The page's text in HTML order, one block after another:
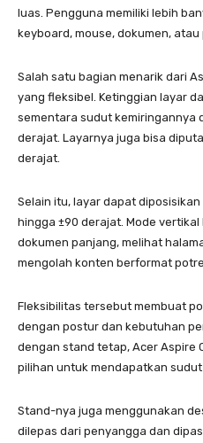
luas. Pengguna memiliki lebih
keyboard, mouse, dokumen,
Salah satu bagian menarik dari
yang fleksibel. Ketinggian layar
sementara sudut kemiringannya
derajat. Layarnya juga bisa
derajat.
Selain itu, layar dapat
hingga ±90 derajat. Mode
dokumen panjang, melihat
mengolah konten berformat
Fleksibilitas tersebut membuat
dengan postur dan kebutuhan
dengan stand tetap, Acer Aspire
pilihan untuk mendapatkan
Stand-nya juga menggunakan
dilepas dari penyangga dan